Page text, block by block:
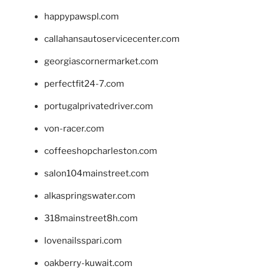
happypawspl.com
callahansautoservicecenter.com
georgiascornermarket.com
perfectfit24-7.com
portugalprivatedriver.com
von-racer.com
coffeeshopcharleston.com
salon104mainstreet.com
alkaspringswater.com
318mainstreet8h.com
lovenailsspari.com
oakberry-kuwait.com